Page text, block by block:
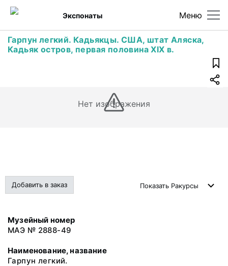
Меню
Экспонаты
Гарпун легкий. Кадьякцы. США, штат Аляска,
Кадьяк остров, первая половина XIX в.
Нет изображения
Добавить в заказ Показать Ракурсы
Музейный номер
МАЭ № 2888-49
Наименование, название
Гарпун легкий.